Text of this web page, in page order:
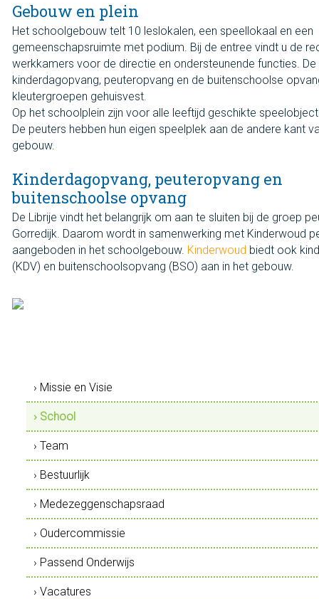
Gebouw en plein
Het schoolgebouw telt 10 leslokalen, een speellokaal en een
gemeenschapsruimte met podium. Bij de entree vindt u de
werkkamers voor de directie en ondersteunende functies. De
kinderdagopvang, peuteropvang en de buitenschoolse
kleutergroepen gehuisvest.
Op het schoolplein zijn voor alle leeftijd geschikte
De peuters hebben hun eigen speelplek aan de andere kant
gebouw.
Kinderdagopvang, peuteropvang en
buitenschoolse opvang
De Librije vindt het belangrijk om aan te sluiten bij de groep
Gorredijk. Daarom wordt in samenwerking met Kinderwoud
aangeboden in het schoolgebouw. Kinderwoud biedt ook
(KDV) en buitenschoolsopvang (BSO) aan in het gebouw.
› Missie en Visie
› School
› Team
› Bestuurlijk
› Medezeggenschapsraad
› Oudercommissie
› Passend Onderwijs
› Vacatures